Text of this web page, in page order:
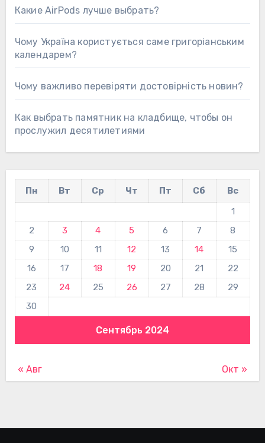
Какие AirPods лучше выбрать?
Чому Україна користується саме григоріанським
календарем?
Чому важливо перевіряти достовірність новин?
Как выбрать памятник на кладбище, чтобы он
прослужил десятилетиями
Сентябрь 2024
Пн Вт Ср Чт Пт Сб
Вс
1
2
3 4 5 6 7
8
9
10 11 12 13 14
15
16
17 18 19 20 21
22
23
24 25 26 27 28
29
30
« Авг Окт »